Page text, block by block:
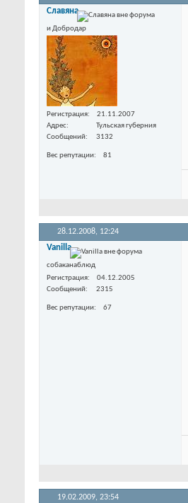
Славяна
и Добродар
Регистрация
21.11.2007
Адрес
Тульская губерния
Сообщений
3132
Вес репутации 81
28.12.2008, 12:24
Vanilla
собаканаблюд
Регистрация
04.12.2005
Сообщений
2315
Вес репутации 67
19.02.2009, 23:54